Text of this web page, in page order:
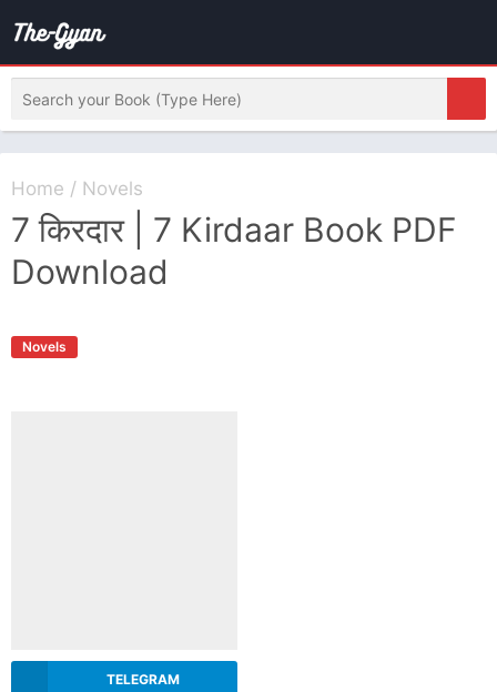
Home / Novels
7 किरदार | 7 Kirdaar Book PDF
Download
Novels
TELEGRAM